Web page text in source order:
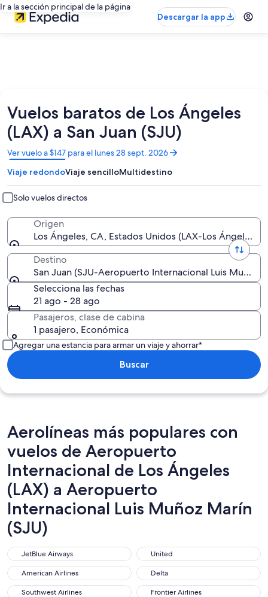
Ir a la sección principal de la página
Descargar la app
Vuelos baratos de Los Ángeles
(LAX) a San Juan (SJU)
Ver vuelo a $147 para el lunes 28 sept. 2026
Se
abrirá
en
una
nueva
ventana
Viaje redondoViaje sencilloMultidestino
Solo vuelos directos
Origen
Los Ángeles, CA, Estados Unidos (LAX-Los Ángeles
Destino
San Juan (SJU-Aeropuerto Internacional Luis Muñoz
Selecciona las fechas
21 ago - 28 ago
Pasajeros, clase de cabina
1 pasajero, Económica
Agregar una estancia para armar un viaje y ahorrar*
Buscar
Aerolíneas más populares con
vuelos de Aeropuerto
Internacional de Los Ángeles
(LAX) a Aeropuerto
Internacional Luis Muñoz Marín
(SJU)
JetBlue Airways
JetBlue Airways United
United
American Airlines
American Airlines Delta
Delta
Southwest Airlines
Southwest Airlines Frontier Airlines
Frontier Airlines